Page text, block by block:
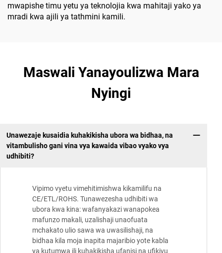
mwapishe timu yetu ya teknolojia kwa mahitaji yako ya
mradi kwa ajili ya tathmini kamili.
Maswali Yanayoulizwa Mara
Nyingi
Unawezaje kusaidia kuhakikisha ubora wa bidhaa, na
vitambulisho gani vina vya kawaida vibao vyako vya
udhibiti?
Vipimo vyetu vimehitimishwa kikamilifu na
CE/ETL/ROHS. Tunawezesha udhibiti wa
ubora kwa kina: wafanyakazi wanapokea
mafunzo makali, uzalishaji unaofuata
mchakato ulio sawa wa uwasilishaji, na
bidhaa kila moja inapita majaribio yote kabla
ya kutumwa ili kuhakikisha ufanisi na ufikivu